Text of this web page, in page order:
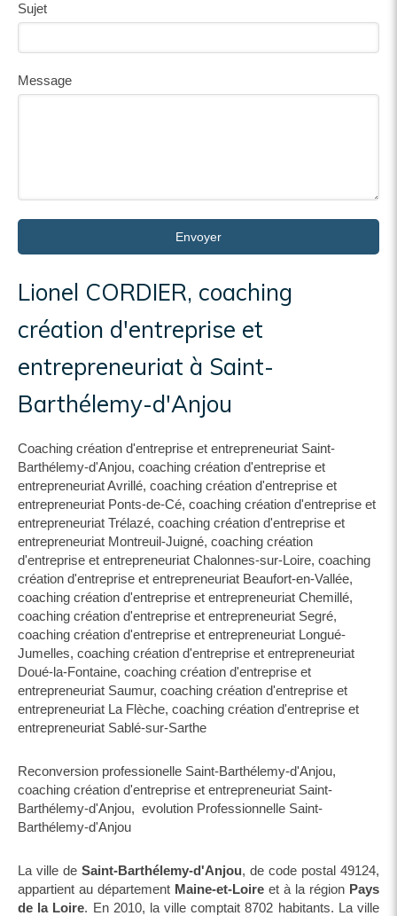
Sujet
Message
Envoyer
Lionel CORDIER, coaching
création d'entreprise et
entrepreneuriat à Saint-
Barthélemy-d'Anjou
Coaching création d'entreprise et entrepreneuriat Saint-
Barthélemy-d'Anjou, coaching création d'entreprise et
entrepreneuriat Avrillé, coaching création d'entreprise et
entrepreneuriat Ponts-de-Cé, coaching création d'entreprise et
entrepreneuriat Trélazé, coaching création d'entreprise et
entrepreneuriat Montreuil-Juigné, coaching création
d'entreprise et entrepreneuriat Chalonnes-sur-Loire, coaching
création d'entreprise et entrepreneuriat Beaufort-en-Vallée,
coaching création d'entreprise et entrepreneuriat Chemillé,
coaching création d'entreprise et entrepreneuriat Segré,
coaching création d'entreprise et entrepreneuriat Longué-
Jumelles, coaching création d'entreprise et entrepreneuriat
Doué-la-Fontaine, coaching création d'entreprise et
entrepreneuriat Saumur, coaching création d'entreprise et
entrepreneuriat La Flèche, coaching création d'entreprise et
entrepreneuriat Sablé-sur-Sarthe
Reconversion professionelle Saint-Barthélemy-d'Anjou,
coaching création d'entreprise et entrepreneuriat Saint-
Barthélemy-d'Anjou, evolution Professionnelle Saint-
Barthélemy-d'Anjou
La ville de Saint-Barthélemy-d'Anjou, de code postal 49124,
appartient au département Maine-et-Loire et à la région Pays
de la Loire. En 2010, la ville comptait 8702 habitants. La ville